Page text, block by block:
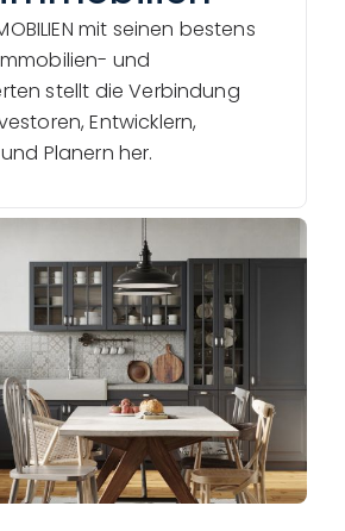
mit seinen bestens
und
stellt die Verbindung
Entwicklern,
Planern her.